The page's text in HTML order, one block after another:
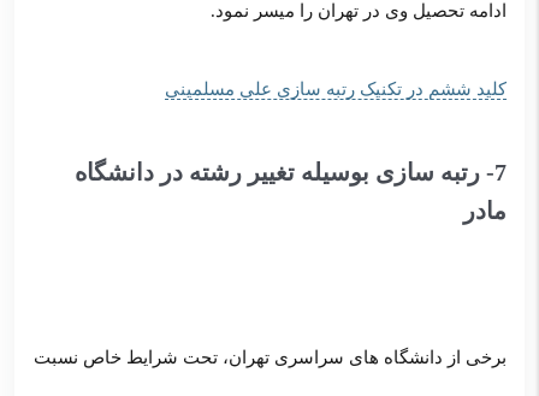
ادامه تحصیل وی در تهران را میسر نمود.
کلید ششم در تکنیک رتبه سازی علی مسلمینی
7- رتبه سازی بوسیله تغییر رشته در دانشگاه
مادر
برخی از دانشگاه های سراسری تهران، تحت شرایط خاص نسبت